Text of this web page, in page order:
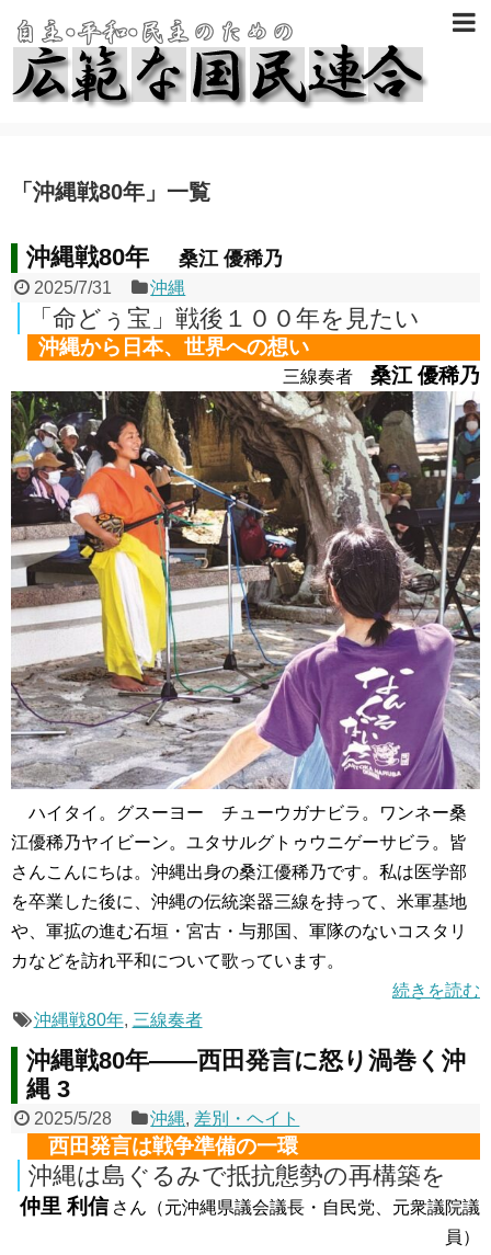
「 沖縄戦80年 」 一覧
沖縄戦80年 桑江 優稀乃
2025/7/31 沖縄
「命どぅ宝」戦後１００年を見たい
沖縄から日本、世界への想い
三線奏者 桑江 優稀乃
ハイタイ。グスーヨー チューウガナビラ。ワンネー桑
江優稀乃ヤイビーン。ユタサルグトゥウニゲーサビラ。皆
さんこんにちは。沖縄出身の桑江優稀乃です。私は医学部
を卒業した後に、沖縄の伝統楽器三線を持って、米軍基地
や、軍拡の進む石垣・宮古・与那国、軍隊のないコスタリ
カなどを訪れ平和について歌っています。
続きを読む
沖縄戦80年, 三線奏者
沖縄戦80年――西田発言に怒り渦巻く沖
縄 3
2025/5/28 沖縄, 差別・ヘイト
西田発言は戦争準備の一環
沖縄は島ぐるみで抵抗態勢の再構築を
仲里 利信さん（元沖縄県議会議長・自民党、元衆議院議
員）